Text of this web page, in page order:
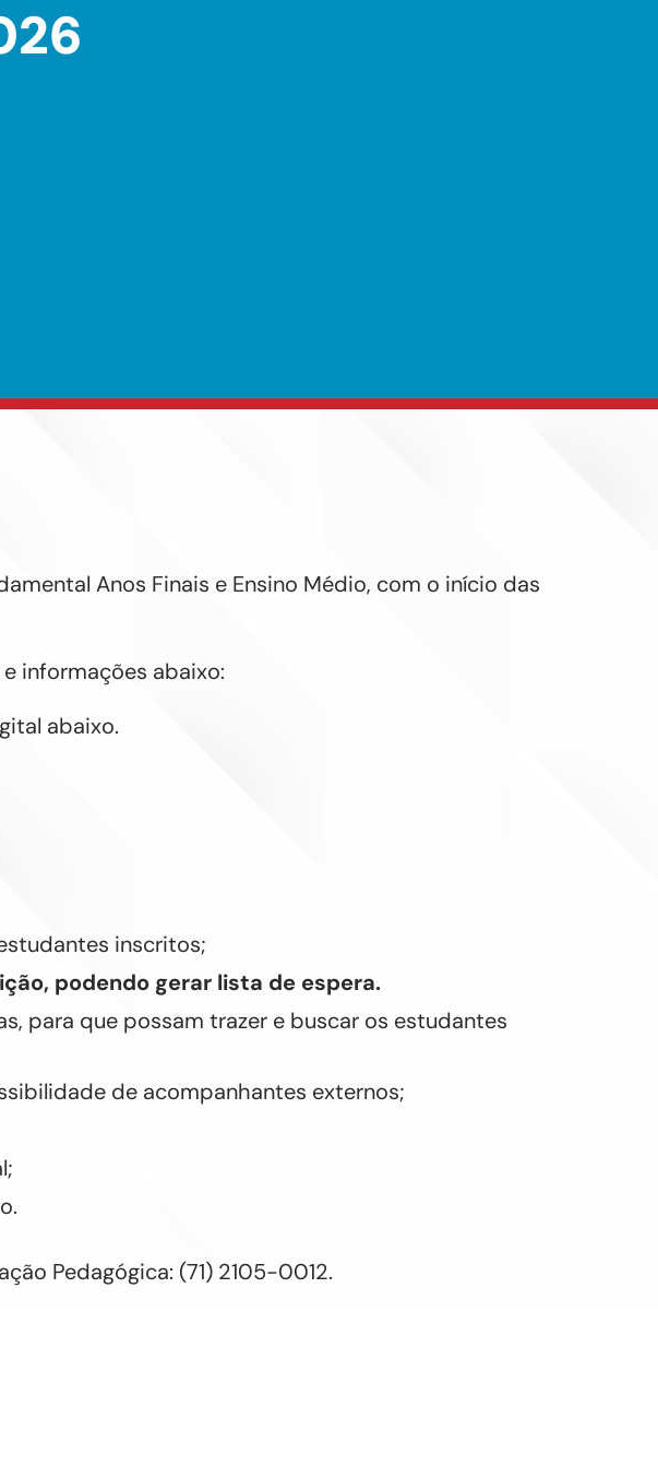
Anos Finais e Ensino Médio, com o início das
informações abaixo:
abaixo.
inscritos;
podendo gerar lista de espera.
para que possam trazer e buscar os estudantes
de acompanhantes externos;
Pedagógica: (71) 2105-0012.